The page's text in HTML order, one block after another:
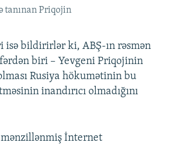
tanınan Priqojin
bildirirlər ki, ABŞ-ın rəsmən
biri – Yevgeni Priqojinin
Rusiya hökumətinin bu
inandırıcı olmadığını
İnternet